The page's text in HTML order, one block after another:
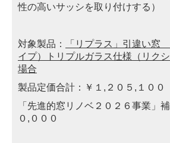
性の高いサッシを取り付けする）
対象製品：
「リプラス」引違い窓
イプ）トリプルガラス仕様（リク
場合
製品定価合計：￥１,２０５,１００
「先進的窓リノベ２０２６事業」
０,０００